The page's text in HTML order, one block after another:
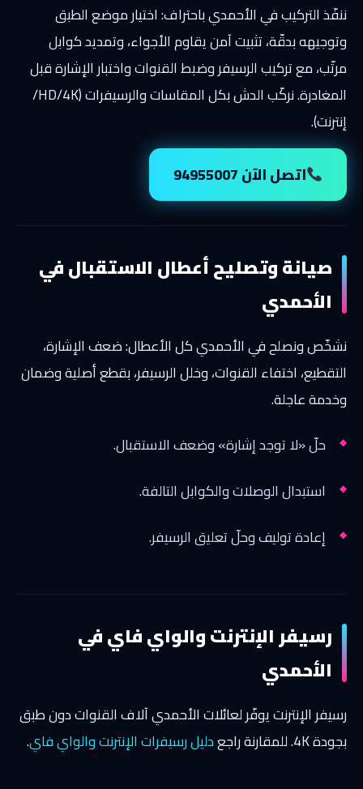
ننفّذ التركيب في الأحمدي باحتراف: اختيار موضع الطبق
وتوجيهه بدقّة، تثبيت آمن يقاوم الأجواء، وتمديد كوابل
مرتّب، مع تركيب الرسيفر وضبط القنوات واختبار الإشارة قبل
المغادرة. نركّب الدش بكل المقاسات والرسيفرات (HD/4K/
إنترنت).
اتصل الآن 94955007
صيانة وتصليح أعطال الاستقبال في
الأحمدي
نشخّص ونصلح في الأحمدي كل الأعطال: ضعف الإشارة،
التقطيع، اختفاء القنوات، وخلل الرسيفر، بقطع أصلية وضمان
وخدمة عاجلة.
حلّ «لا توجد إشارة» وضعف الاستقبال.
استبدال الوصلات والكوابل التالفة.
إعادة توليف وحلّ تعليق الرسيفر.
رسيفر الإنترنت والواي فاي في
الأحمدي
رسيفر الإنترنت يوفّر لعائلات الأحمدي آلاف القنوات دون طبق
بجودة 4K. للمقارنة راجع
دليل رسيفرات الإنترنت والواي فاي.